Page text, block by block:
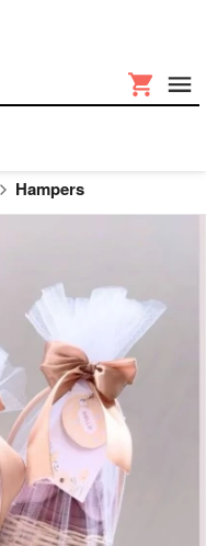
Hampers